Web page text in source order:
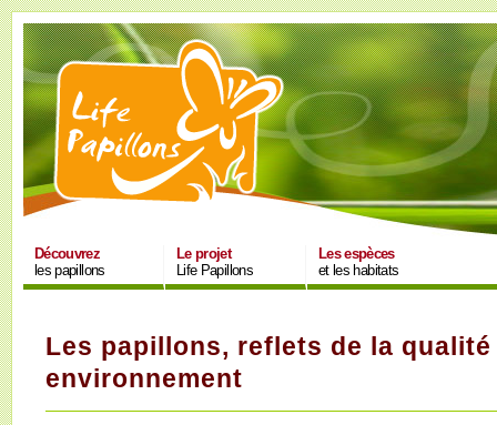
Découvrez
les papillons
Le projet
Life Papillons
Les espèces
et les habitats
Les papillons, reflets de la
environnement